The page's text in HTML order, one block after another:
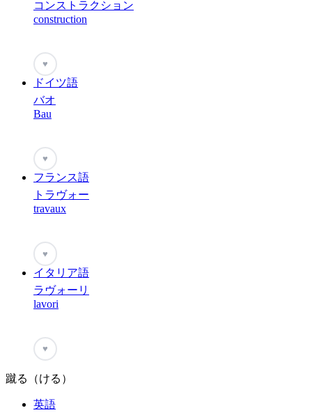
コンストラクション
construction
♥
ドイツ語
バオ
Bau
♥
フランス語
トラヴォー
travaux
♥
イタリア語
ラヴォーリ
lavori
♥
蹴る（ける）
英語